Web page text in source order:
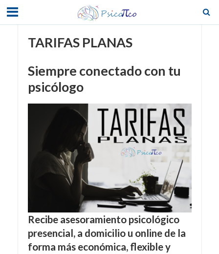
TARIFAS PLANAS
Siempre conectado con tu
psicólogo
Recibe asesoramiento psicológico
presencial, a domicilio u online de la
forma más económica, flexible y